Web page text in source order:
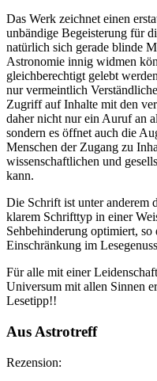
Das Werk zeichnet einen
unbändige Begeisterung für
natürlich sich gerade blinde
Astronomie innig widmen
gleichberechtigt gelebt
nur vermeintlich
Zugriff auf Inhalte mit den
daher nicht nur ein Auruf an
sondern es öffnet auch die
Menschen der Zugang zu
wissenschaftlichen und
kann.
Die Schrift ist unter anderem
klarem Schrifttyp in einer
Sehbehinderung optimiert, so
Einschränkung im
Für alle mit einer
Universum mit allen Sinnen
Lesetipp!!
Aus Astrotreff
Rezension: